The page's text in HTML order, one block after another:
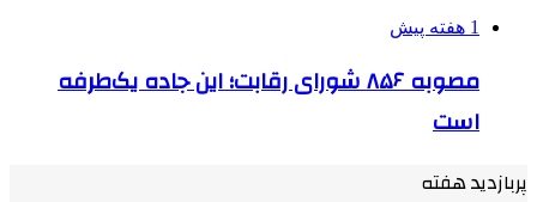
1 هفته پیش
مصوبه ۸۵۶ شورای رقابت؛ این جاده یک‌طرفه
است
پربازدید هفته